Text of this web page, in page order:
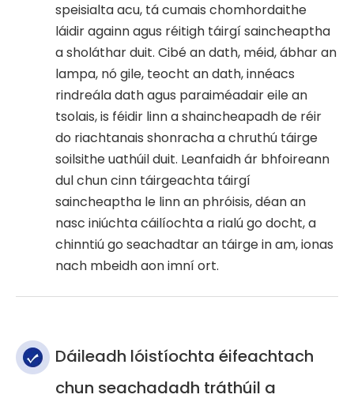
speisialta acu, tá cumais chomhordaithe
láidir againn agus réitigh táirgí saincheaptha
a sholáthar duit. Cibé an dath, méid, ábhar an
lampa, nó gile, teocht an dath, innéacs
rindreála dath agus paraiméadair eile an
tsolais, is féidir linn a shaincheapadh de réir
do riachtanais shonracha a chruthú táirge
soilsithe uathúil duit. Leanfaidh ár bhfoireann
dul chun cinn táirgeachta táirgí
saincheaptha le linn an phróisis, déan an
nasc iniúchta cáilíochta a rialú go docht, a
chinntiú go seachadtar an táirge in am, ionas
nach mbeidh aon imní ort.
Dáileadh lóistíochta éifeachtach
chun seachadadh tráthúil a